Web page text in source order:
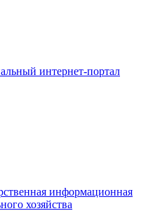
интернет-портал
информационная
хозяйства